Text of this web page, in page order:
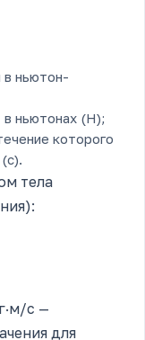
в ньютон-
в ньютонах (Н);
которого
тела
с —
для